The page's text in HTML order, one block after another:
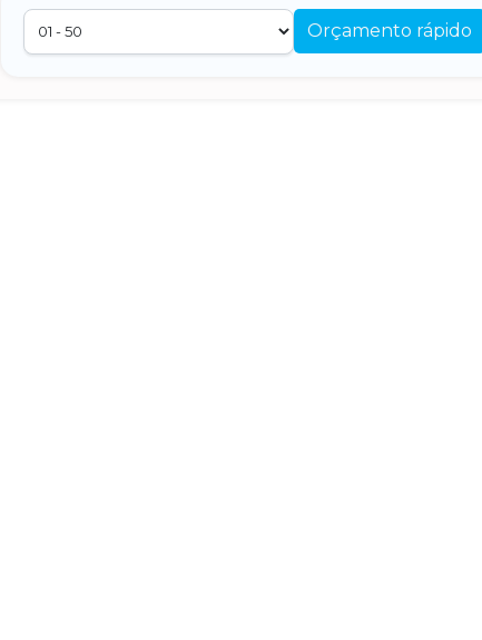
Orçamento rápido